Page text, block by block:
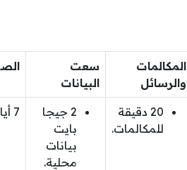
المكالمات
والرسائل
سعت
البيانات
20 دقيقة
للمكالمات.
2 جيجا
بايت
بيانات
محلية.
7 أيام